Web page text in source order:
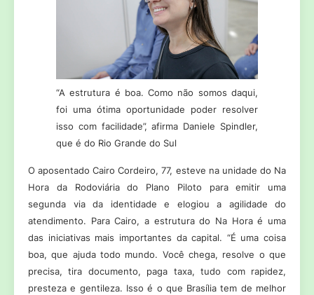
“A estrutura é boa. Como não somos daqui,
foi uma ótima oportunidade poder resolver
isso com facilidade”, afirma Daniele Spindler,
que é do Rio Grande do Sul
O aposentado Cairo Cordeiro, 77, esteve na unidade do Na
Hora da Rodoviária do Plano Piloto para emitir uma
segunda via da identidade e elogiou a agilidade do
atendimento. Para Cairo, a estrutura do Na Hora é uma
das iniciativas mais importantes da capital. “É uma coisa
boa, que ajuda todo mundo. Você chega, resolve o que
precisa, tira documento, paga taxa, tudo com rapidez,
presteza e gentileza. Isso é o que Brasília tem de melhor